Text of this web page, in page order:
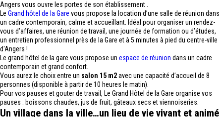
Angers vous ouvre les portes de son établissement .
Le Grand hôtel de la Gare vous propose la location d’une salle de réunion dans
un cadre contemporain, calme et accueillant. Idéal pour organiser un rendez-
vous d’affaires, une réunion de travail, une journée de formation ou d’études,
un entretien professionnel près de la Gare et à 5 minutes à pied du centre-ville
d'Angers !
Le grand hôtel de la gare vous propose un espace de réunion dans un cadre
contemporain et grand confort.
Vous aurez le choix entre un salon 15 m2avec une capacité d’accueil de 8
personnes (disponible à partir de 10 heures le matin).
Pour vos pauses et gouter de travail, Le Grand Hôtel de la Gare organise vos
pauses : boissons chaudes, jus de fruit, gâteaux secs et viennoiseries.
Un village dans la ville…un lieu de vie vivant et animé